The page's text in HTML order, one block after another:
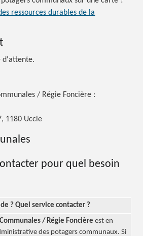
ressources durables de la
d'attente.
/ Régie Foncière :
1180 Uccle
pour quel besoin
? Quel servicecontacter ?
/ Régie Foncière est en
des potagers communaux. Si